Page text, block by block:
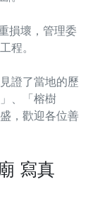
損壞，管理委
程。
證了當地的歷
、「榕樹
，歡迎各位善
寫真